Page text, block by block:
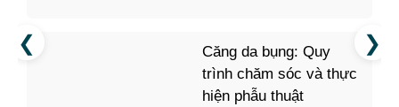
Căng da bụng: Quy
trình chăm sóc và thực
hiện phẫu thuật